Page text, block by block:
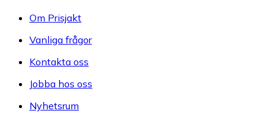
Om Prisjakt
Vanliga frågor
Kontakta oss
Jobba hos oss
Nyhetsrum